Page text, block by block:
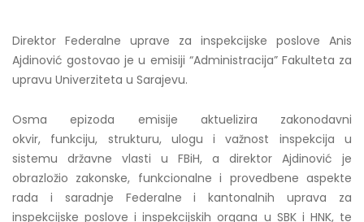
Direktor Federalne uprave za inspekcijske poslove Anis
Ajdinović gostovao je u emisiji “Administracija” Fakulteta za
upravu Univerziteta u Sarajevu.
Osma epizoda emisije aktuelizira zakonodavni
okvir, funkciju, strukturu, ulogu i važnost inspekcija u
sistemu državne vlasti u FBiH, a direktor Ajdinović je
obrazložio zakonske, funkcionalne i provedbene aspekte
rada i saradnje Federalne i kantonalnih uprava za
inspekcijske poslove i inspekcijskih organa u SBK i HNK, te